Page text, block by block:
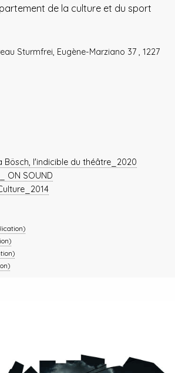
Sturmfrei, Eugène-Marziano 37 , 1227
Bösch, l'indicible du théâtre_2020
ON SOUND
de la culture et du sport